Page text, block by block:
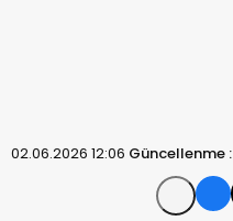
02.06.2026 12:06 Güncellenme :